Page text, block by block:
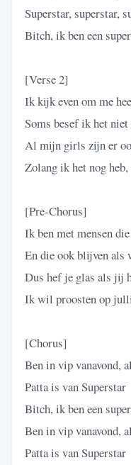
Superstar, superstar,
Bitch, ik ben een
[Verse 2]
Ik kijk even om me
Soms besef ik het
Al mijn girls zijn er
Zolang ik het nog
[Pre-Chorus]
Ik ben met mensen
En die ook blijven als
Dus hef je glas als jij
Ik wil proosten op
[Chorus]
Ben in vip vanavond,
Patta is van Superstar
Bitch, ik ben een
Ben in vip vanavond,
Patta is van Superstar